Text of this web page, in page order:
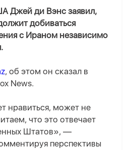
Джей ди Вэнс заявил,
добиваться
с Ираном независимо
, об этом он сказал в
News.
нравиться, может не
что это отвечает
Штатов», —
перспективы